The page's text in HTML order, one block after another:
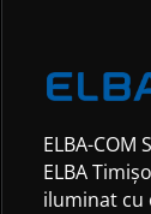
ELBA-
ELBA
iluminat cu